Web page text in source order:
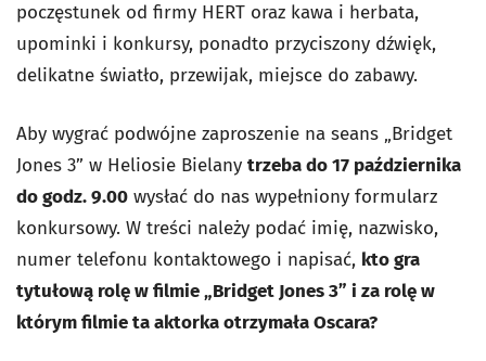
poczęstunek od firmy HERT oraz kawa i herbata,
upominki i konkursy, ponadto przyciszony dźwięk,
delikatne światło, przewijak, miejsce do zabawy.
Aby wygrać podwójne zaproszenie na seans „Bridget
Jones 3” w Heliosie Bielany trzeba do 17 października
do godz. 9.00 wysłać do nas wypełniony formularz
konkursowy. W treści należy podać imię, nazwisko,
numer telefonu kontaktowego i napisać, kto gra
tytułową rolę w filmie „Bridget Jones 3” i za rolę w
którym filmie ta aktorka otrzymała Oscara?